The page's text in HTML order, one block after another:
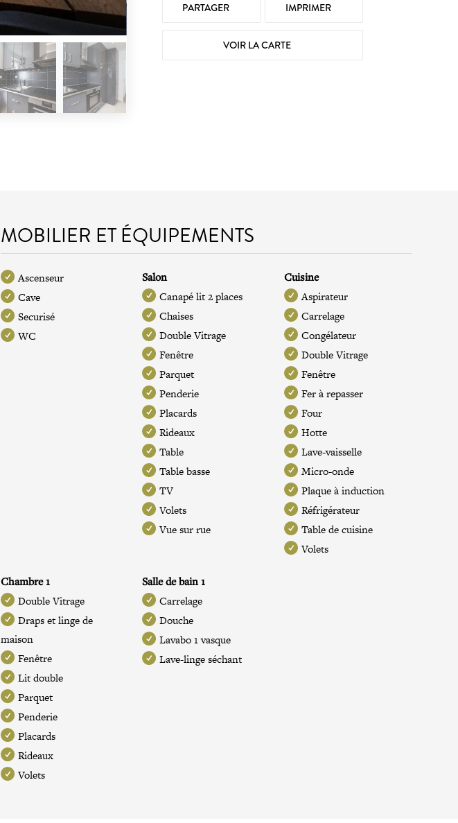
PARTAGER IMPRIMER
VOIR LA CARTE
MOBILIER ET ÉQUIPEMENTS
Ascenseur
Cave
Securisé
WC
Salon
Canapé lit 2 places
Chaises
Double Vitrage
Fenêtre
Parquet
Penderie
Placards
Rideaux
Table
Table basse
TV
Volets
Vue sur rue
Cuisine
Aspirateur
Carrelage
Congélateur
Double Vitrage
Fenêtre
Fer à repasser
Four
Hotte
Lave-vaisselle
Micro-onde
Plaque à induction
Réfrigérateur
Table de cuisine
Volets
Chambre 1
Double Vitrage
Draps et linge de
maison
Fenêtre
Lit double
Parquet
Penderie
Placards
Rideaux
Volets
Salle de bain 1
Carrelage
Douche
Lavabo 1 vasque
Lave-linge séchant